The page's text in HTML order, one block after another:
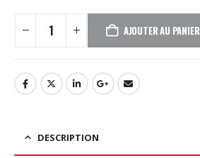
AJOUTER AU PANIER
DESCRIPTION